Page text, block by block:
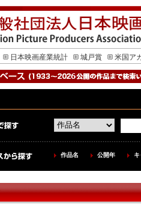
日本映画産業統計 城戸賞 米国ア
作品名 公開年